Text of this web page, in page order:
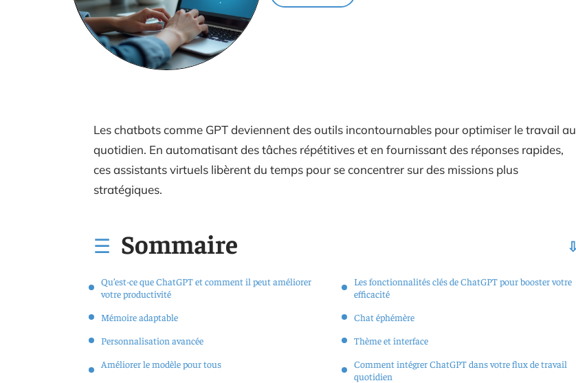
Les chatbots comme GPT deviennent des outils incontournables pour optimiser le travail au
quotidien. En automatisant des tâches répétitives et en fournissant des réponses rapides,
ces assistants virtuels libèrent du temps pour se concentrer sur des missions plus
stratégiques.
Sommaire
Qu’est-ce que ChatGPT et comment il peut améliorer
votre productivité
Les fonctionnalités clés de ChatGPT pour booster votre
efficacité
Mémoire adaptable
Chat éphémère
Personnalisation avancée
Thème et interface
Améliorer le modèle pour tous
Comment intégrer ChatGPT dans votre flux de travail
quotidien